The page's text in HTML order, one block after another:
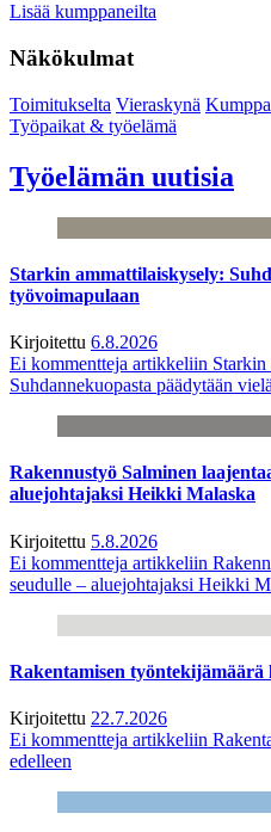
Lisää kumppaneilta
Näkökulmat
Toimitukselta Vieraskynä
Työpaikat & työelämä
Työelämän uutisia
Starkin ammattilaiskysely:
työvoimapulaan
Kirjoitettu 6.8.2026
Ei kommentteja artikkeliin Starkin
Suhdannekuopasta päädytään
Rakennustyö Salminen
aluejohtajaksi Heikki Malaska
Kirjoitettu 5.8.2026
Ei kommentteja artikkeliin
seudulle – aluejohtajaksi Heikki
Rakentamisen työntekijämäärä
Kirjoitettu 22.7.2026
Ei kommentteja artikkeliin
edelleen